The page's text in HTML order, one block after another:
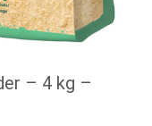
– 4 kg –